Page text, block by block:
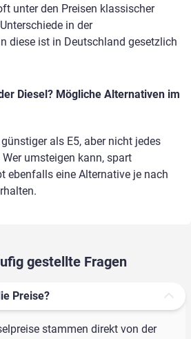
unter den Preisen klassischer
in der
diese ist in Deutschland gesetzlich
Diesel? Mögliche Alternativen im
als E5, aber nicht jedes
umsteigen kann, spart
ebenfalls eine Alternative je nach
gestellte Fragen
Preise?
stammen direkt von der